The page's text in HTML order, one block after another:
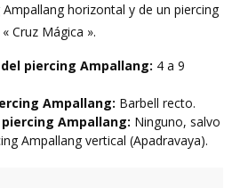
horizontal y de un piercing
Cruz Mágica ».
piercing Ampallang: 4 a 9
Ampallang: Barbell recto.
Ampallang: Ninguno, salvo
Ampallang vertical (Apadravaya).